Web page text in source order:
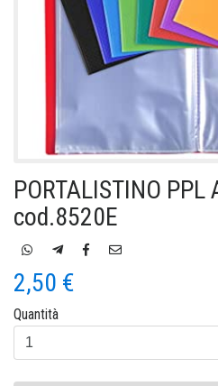
PORTALISTINO PPL
cod.8520E
2,50 €
Quantità